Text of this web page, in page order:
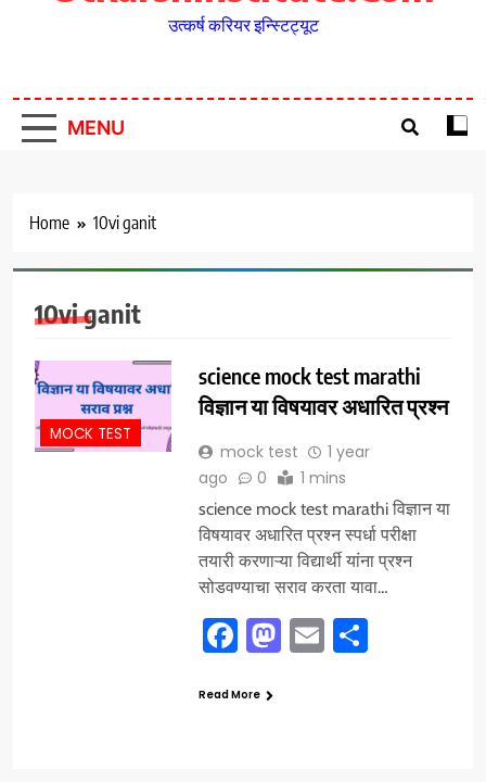
उत्कर्ष करियर इन्स्टिट्यूट
MENU
Home 10vi ganit
10vi ganit
MOCK TEST
science mock test marathi
विज्ञान या विषयावर अधारित प्रश्न
mock test
1 year
ago
0 1 mins
science mock test marathi विज्ञान या
विषयावर अधारित प्रश्न स्पर्धा परीक्षा
तयारी करणाऱ्या विद्यार्थी यांना प्रश्न
सोडवण्याचा सराव करता यावा…
Facebook
Mastodon
EmailShare
Read More